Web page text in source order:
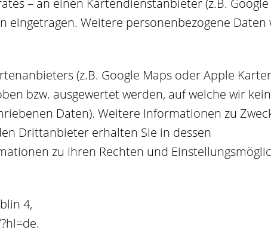
– an einen Kartendienstanbieter (z.B.
Weitere personenbezogene Daten
(z.B. Google Maps oder Apple
bzw. ausgewertet werden, auf welche wir
Daten). Weitere Informationen zu
Drittanbieter erhalten Sie in dessen
zu Ihren Rechten und
4,
.